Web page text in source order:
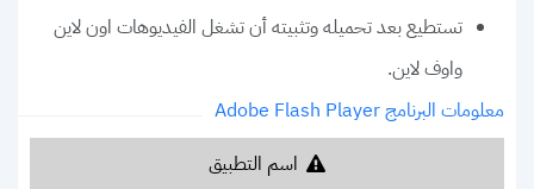
تستطيع بعد تحميله وتثبيته أن تشغل الفيديوهات اون لاين
واوف لاين.
معلومات البرنامج Adobe Flash Player
اسم التطبيق